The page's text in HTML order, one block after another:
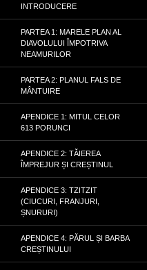
INTRODUCERE
PARTEA 1: MARELE PLAN AL
DIAVOLULUI ÎMPOTRIVA
NEAMURILOR
PARTEA 2: PLANUL FALS DE
MÂNTUIRE
APENDICE 1: MITUL CELOR
613 PORUNCI
APENDICE 2: TĂIEREA
ÎMPREJUR ȘI CREȘTINUL
APENDICE 3: TZITZIT
(CIUCURI, FRANJURI,
ȘNURURI)
APENDICE 4: PĂRUL ȘI BARBA
CREȘTINULUI